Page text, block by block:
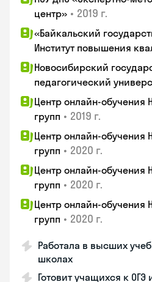
центр» • 2019 г.
«Байкальский
Институт повышения
Новосибирский
педагогический
Центр онлайн-обучения
групп • 2019 г.
Центр онлайн-обучения
групп • 2020 г.
Центр онлайн-обучения
групп • 2020 г.
Центр онлайн-обучения
групп • 2020 г.
Работала в высших
школах
Готовит учащихся к ОГЭ